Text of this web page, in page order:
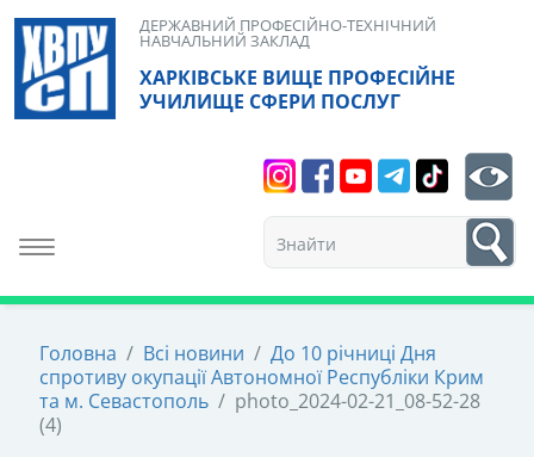
Skip
content
ХАРКІВСЬКЕ ВИЩЕ ПРОФЕСІЙНЕ
УЧИЛИЩЕ СФЕРИ ПОСЛУГ
ДЕРЖАВНИЙ ПРОФЕСІЙНО-ТЕХНІЧНИЙ
НАВЧАЛЬНИЙ ЗАКЛАД
Toggle navigation
1
Головна / Всі новини / До 10 річниці Дня
спротиву окупації Автономної Республіки Крим
та м. Севастополь / photo_2024-02-21_08-52-28
(4)